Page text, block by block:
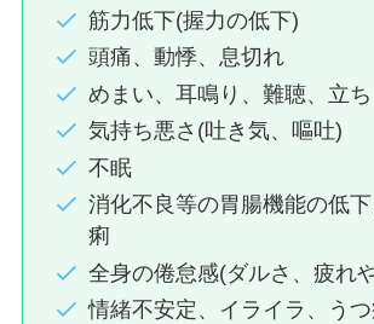
筋力低下(握力の低下)
頭痛、動悸、息切れ
めまい、耳鳴り、難聴、立
気持ち悪さ(吐き気、嘔吐)
不眠
消化不良等の胃腸機能の低
痢
全身の倦怠感(ダルさ、疲れ
情緒不安定、イライラ、う